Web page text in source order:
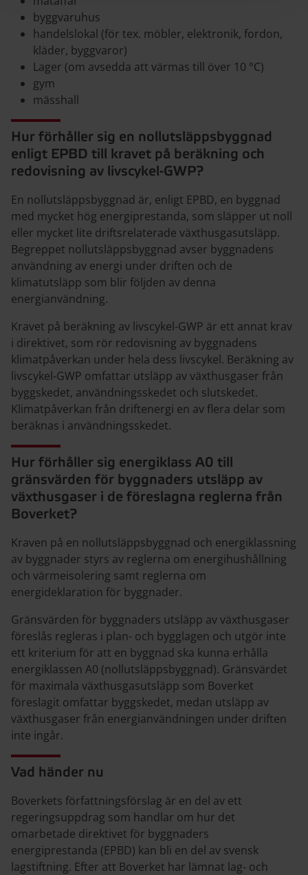
byggvaruhus
handelslokal (för tex. möbler, elektronik, fordon,
kläder, byggvaror)
Lager (om avsedda att värmas till över 10 °C)
gym
mässhall
Hur förhåller sig en nollutsläppsbyggnad
enligt EPBD till kravet på beräkning och
redovisning av livscykel-GWP?
En nollutsläppsbyggnad är, enligt EPBD, en byggnad
med mycket hög energiprestanda, som släpper ut noll
eller mycket lite driftsrelaterade växthusgasutsläpp.
Begreppet nollutsläppsbyggnad avser byggnadens
användning av energi under driften och de
klimatutsläpp som blir följden av denna
energianvändning.
Kravet på beräkning av livscykel-GWP är ett annat krav
i direktivet, som rör redovisning av byggnadens
klimatpåverkan under hela dess livscykel. Beräkning av
livscykel-GWP omfattar utsläpp av växthusgaser från
byggskedet, användningsskedet och slutskedet.
Klimatpåverkan från driftenergi en av flera delar som
beräknas i användningsskedet.
Hur förhåller sig energiklass A0 till
gränsvärden för byggnaders utsläpp av
växthusgaser i de föreslagna reglerna från
Boverket?
Kraven på en nollutsläppsbyggnad och energiklassning
av byggnader styrs av reglerna om energihushållning
och värmeisolering samt reglerna om
energideklaration för byggnader.
Gränsvärden för byggnaders utsläpp av växthusgaser
föreslås regleras i plan- och bygglagen och utgör inte
ett kriterium för att en byggnad ska kunna erhålla
energiklassen A0 (nollutsläppsbyggnad). Gränsvärdet
för maximala växthusgasutsläpp som Boverket
föreslagit omfattar byggskedet, medan utsläpp av
växthusgaser från energianvändningen under driften
inte ingår.
Vad händer nu
Boverkets författningsförslag är en del av ett
regeringsuppdrag som handlar om hur det
omarbetade direktivet för byggnaders
energiprestanda (EPBD) kan bli en del av svensk
lagstiftning. Efter att Boverket har lämnat lag- och